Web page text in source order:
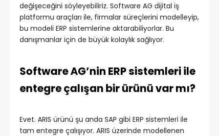
değişeceğini söyleyebiliriz. Software AG dijital iş
platformu araçları ile, firmalar süreçlerini modelleyip,
bu modeli ERP sistemlerine aktarabiliyorlar. Bu
danışmanlar için de büyük kolaylık sağlıyor.
Software AG’nin ERP sistemleri ile
entegre çalışan bir ürünü var mı?
Evet. ARIS ürünü şu anda SAP gibi ERP sistemleri ile
tam entegre çalışıyor. ARIS üzerinde modellenen